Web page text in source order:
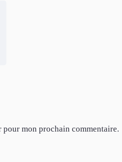
mon prochain commentaire.